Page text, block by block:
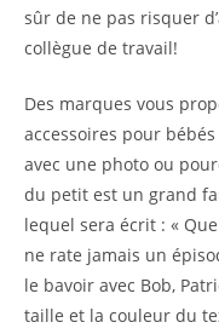
sûr de ne pas risquer
collègue de travail!
Des marques vous
accessoires pour
avec une photo ou
du petit est un grand
lequel sera écrit : «
ne rate jamais un
le bavoir avec Bob,
taille et la couleur du